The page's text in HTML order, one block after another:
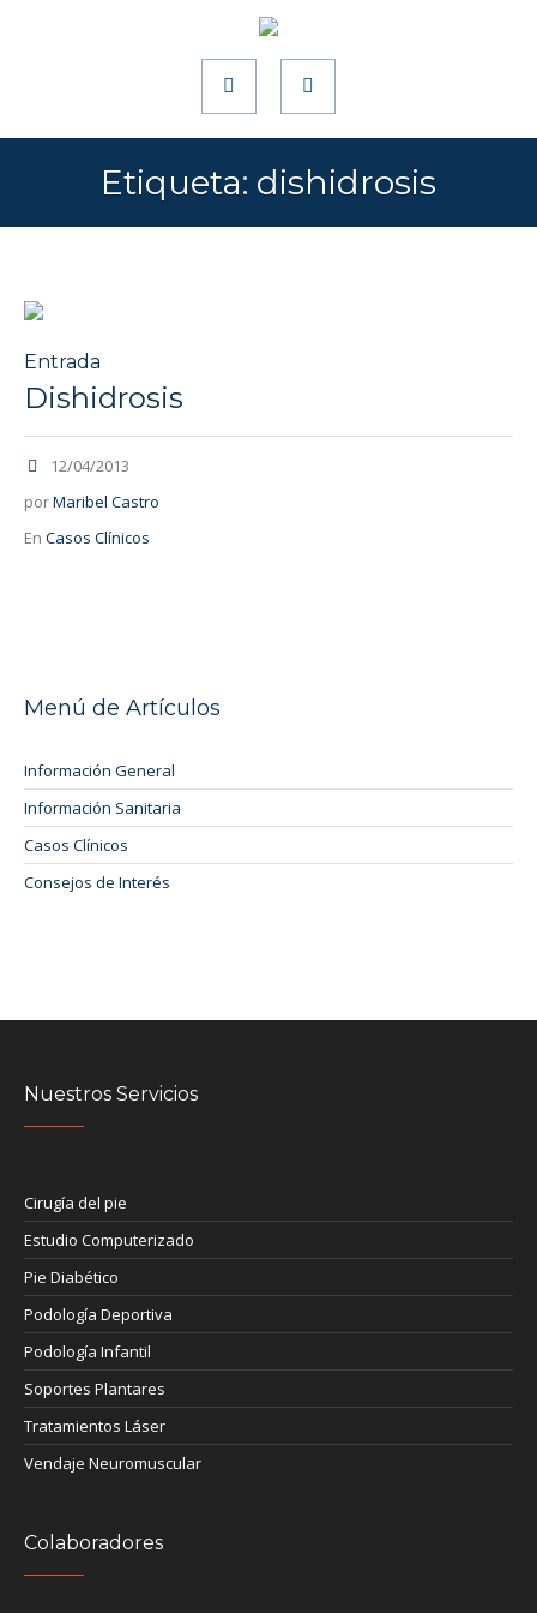
Etiqueta: dishidrosis
Entrada
Dishidrosis
12/04/2013
porMaribel Castro
En Casos Clínicos
Menú de Artículos
Información General
Información Sanitaria
Casos Clínicos
Consejos de Interés
Nuestros Servicios
Cirugía del pie
Estudio Computerizado
Pie Diabético
Podología Deportiva
Podología Infantil
Soportes Plantares
Tratamientos Láser
Vendaje Neuromuscular
Colaboradores